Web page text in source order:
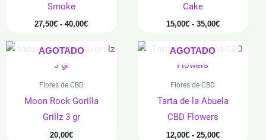
Smoke
27,50€ - 40,00€
Cake
15,00€ - 35,00€
AGOTADO
Flores de CBD
Moon Rock Gorilla
Grillz 3 gr
20,00€
AGOTADO
Flores de CBD
Tarta de la Abuela
CBD Flowers
12,00€ - 25,00€
Rango
hasta
25,00€